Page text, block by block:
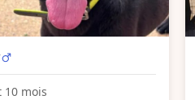
10 mois